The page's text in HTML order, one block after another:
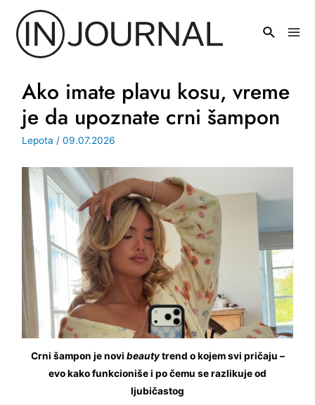
sadržaj
Ako imate plavu kosu, vreme
je da upoznate crni šampon
Lepota /09.07.2026
Crni šampon je novi beautytrend o kojem svi pričaju –
evo kako funkcioniše i po čemu se razlikuje od
ljubičastog